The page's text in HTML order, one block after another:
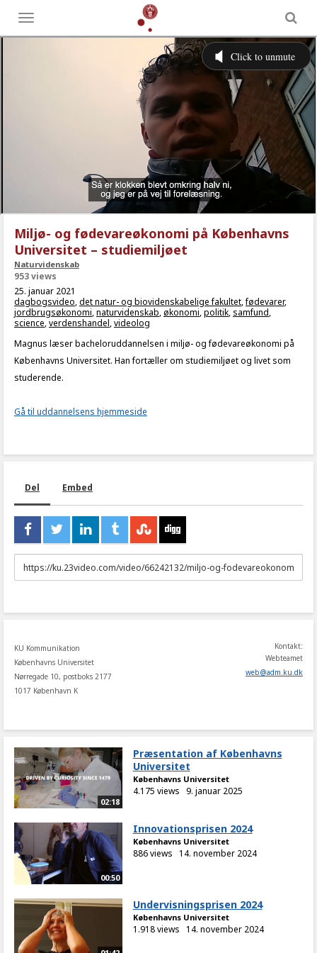
Toggle
menu
Miljø- og fødevareøkonomi på Københavns
Universitet – studiemiljøet
Naturvidenskab
953 views
25. januar 2021
dagbogsvideo,det natur- og biovidenskabelige fakultet,fødevarer,
jordbrugsøkonomi,naturvidenskab,økonomi,politik, samfund,
science,verdenshandel,videolog
Magnus læser bacheloruddannelsen i miljø- og fødevareøkonomi på
Københavns Universitet. Han fortæller om studiemiljøet og livet som
studerende.
Gå til uddannelsens hjemmeside
Del Embed
URL
to
KU Kommunikation
Københavns Universitet
Nørregade 10, postboks 2177
1017 København K
Kontakt:
Webteamet
web@adm.ku.dk
02:18
Præsentation af Københavns
Universitet
Københavns Universitet
4.175 views 9. januar 2025
00:50
Innovationsprisen 2024
Københavns Universitet
886 views 14. november 2024
Undervisningsprisen 2024
Københavns Universitet
1.918 views 14. november 2024